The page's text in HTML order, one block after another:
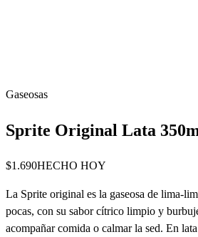
Gaseosas
Sprite Original Lata
$1.690HECHO HOY
La Sprite original es la gaseosa de lima-
pocas, con su sabor cítrico limpio y
acompañar comida o calmar la sed. En